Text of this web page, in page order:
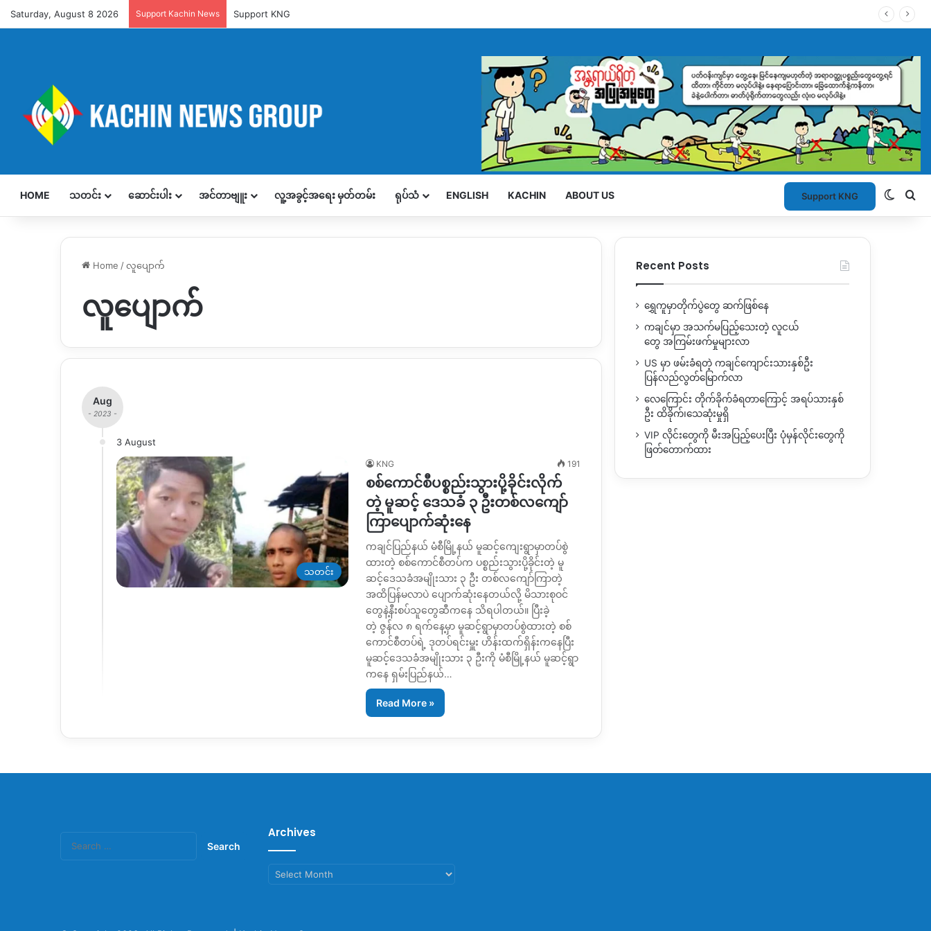
Saturday, August 8 2026 Support Kachin News Support KNG
HOME သတင်း ဆောင်းပါး အင်တာဗျူး လူ့အခွင့်အရေး မှတ်တမ်း ရုပ်သံ ENGLISH KACHIN ABOUT US Support KNG
Home /လူပျောက်
လူပျောက်
Aug
- 2023 -
3 August
သတင်း
KNG 191
စစ်ကောင်စီပစ္စည်းသွားပို့ခိုင်းလိုက်
တဲ့ မူဆင့် ဒေသခံ ၃ ဦးတစ်လကျော်
ကြာပျောက်ဆုံးနေ
ကချင်ပြည်နယ် မံစီမြို့နယ် မူဆင့်ကျေးရွာမှာတပ်စွဲ
ထားတဲ့ စစ်ကောင်စီတပ်က ပစ္စည်းသွားပို့ခိုင်းတဲ့ မူ
ဆင့်ဒေသခံအမျိုးသား ၃ ဦး တစ်လကျော်ကြာတဲ့
အထိပြန်မလာပဲ ပျောက်ဆုံးနေတယ်လို့ မိသားစုဝင်
တွေနဲ့နီးစပ်သူတွေဆီကနေ သိရပါတယ်။ ပြီးခဲ့
တဲ့ ဇွန်လ ၈ ရက်နေ့မှာ မူဆင့်ရွာမှာတပ်စွဲထားတဲ့ စစ်
ကောင်စီတပ်ရဲ့ ဒုတပ်ရင်းမှူး ဟိန်းထက်ရှိန်းကနေပြီး
မူဆင့်ဒေသခံအမျိုးသား ၃ ဦးကို မံစီမြို့နယ် မူဆင့်ရွာ
ကနေ ရှမ်းပြည်နယ်…
Read More »
Recent Posts
ရွှေကူမှာတိုက်ပွဲတွေ ဆက်ဖြစ်နေ
ကချင်မှာ အသက်မပြည့်သေးတဲ့ လူငယ်
တွေ အကြမ်းဖက်မှုများလာ
US မှာ ဖမ်းခံရတဲ့ ကချင်ကျောင်းသားနှစ်ဦး
ပြန်လည်လွတ်မြောက်လာ
လေကြောင်း တိုက်ခိုက်ခံရတာကြောင့် အရပ်သားနှစ်
ဦး ထိခိုက်၊သေဆုံးမှုရှိ
VIP လိုင်းတွေကို မီးအပြည့်ပေးပြီး ပုံမှန်လိုင်းတွေကို
ဖြတ်တောက်ထား
for:
Archives
Archives